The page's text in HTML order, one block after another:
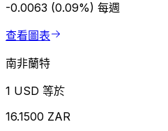
-0.0063 (0.09%) 每週
查看圖表
南非蘭特
1 USD 等於
16.1500 ZAR